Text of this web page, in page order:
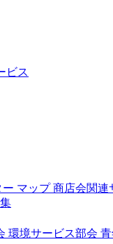
ビス
ー マップ 商店会関連
環境サービス部会